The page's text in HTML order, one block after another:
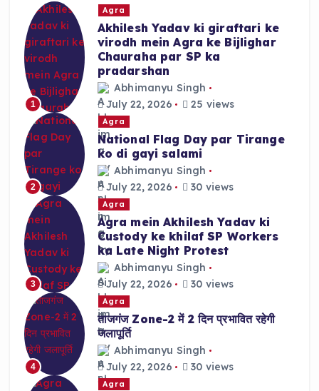
k
1
Agra
Akhilesh Yadav ki giraftari ke
virodh mein Agra ke Bijlighar
Chauraha par SP ka
pradarshan
Abhimanyu Singh
July 22, 2026
25 views
2
Agra
National Flag Day par Tirange
ko di gayi salami
Abhimanyu Singh
July 22, 2026
30 views
3
Agra
Agra mein Akhilesh Yadav ki
Custody ke khilaf SP Workers
ka Late Night Protest
Abhimanyu Singh
July 22, 2026
30 views
4
Agra
ताजगंज Zone-2 में 2 दिन प्रभावित रहेगी
जलापूर्ति
Abhimanyu Singh
July 22, 2026
30 views
Agra